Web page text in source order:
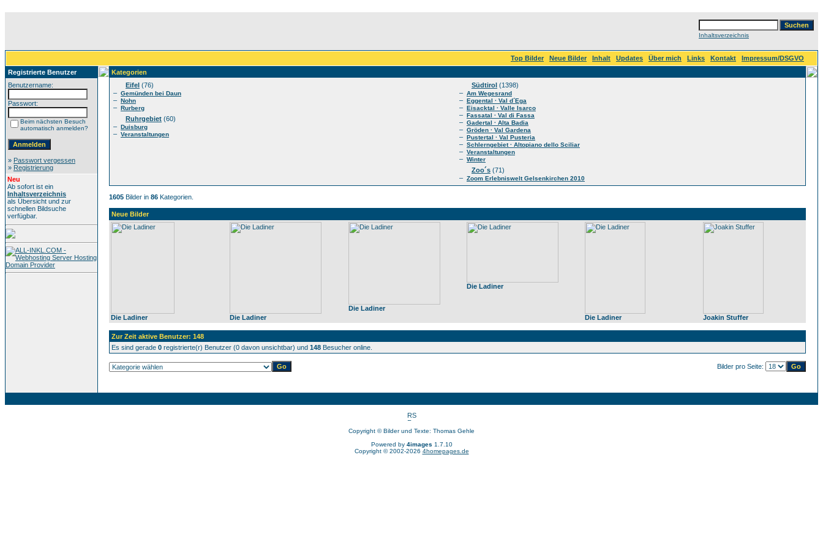
Inhaltsverzeichnis
Top Bilder Neue Bilder Inhalt Updates Über mich Links Kontakt
Impressum/DSGVO
Registrierte Benutzer
Benutzername:
Passwort:
Beim nächsten Besuch
automatisch anmelden?
» Passwort vergessen
» Registrierung
Neu
Ab sofort ist ein
Inhaltsverzeichnis
als Übersicht und zur
schnellen Bildsuche
verfügbar.
Kategorien
Eifel (76)
– Gemünden bei Daun
– Nohn
– Rurberg
Ruhrgebiet (60)
– Duisburg
– Veranstaltungen
Südtirol (1398)
– Am Wegesrand
– Eggental · Val d´Ega
– Eisacktal · Valle Isarco
– Fassatal · Val di Fassa
– Gadertal · Alta Badia
– Gröden · Val Gardena
– Pustertal · Val Pusteria
– Schlerngebiet · Altopiano dello Sciliar
– Veranstaltungen
– Winter
Zoo´s (71)
– Zoom Erlebniswelt Gelsenkirchen 2010
1605 Bilder in 86 Kategorien.
Neue Bilder
Die Ladiner Die Ladiner
Die Ladiner
Die Ladiner
Die Ladiner Joakin Stuffer
Zur Zeit aktive Benutzer: 148
Es sind gerade 0 registrierte(r) Benutzer (0 davon unsichtbar) und 148 Besucher online.
Bilder pro Seite:
Copyright © Bilder und Texte: Thomas Gehle
Powered by 4images 1.7.10
Copyright © 2002-2026 4homepages.de